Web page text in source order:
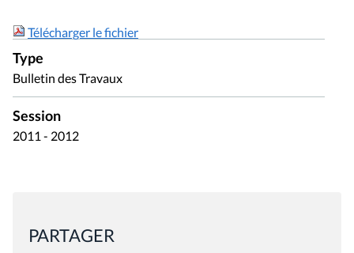
Télécharger le fichier
Type
Bulletin des Travaux
Session
2011 - 2012
PARTAGER